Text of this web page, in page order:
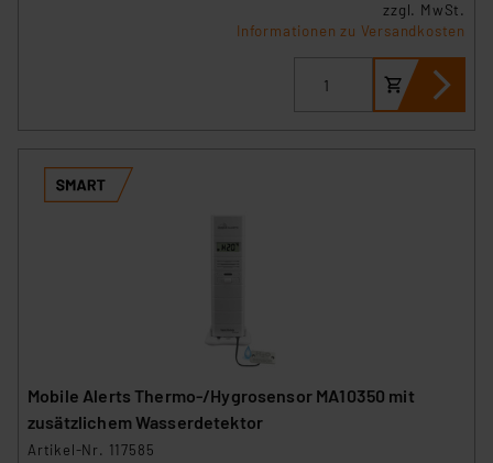
zzgl. MwSt.
Informationen zu Versandkosten
Mobile Alerts Thermo-/Hygrosensor MA10350 mit
zusätzlichem Wasserdetektor
Artikel-Nr. 117585